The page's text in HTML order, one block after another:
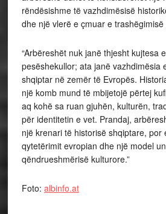
rëndësishme të vazhdimësisë
dhe një vlerë e çmuar e
“Arbëreshët nuk janë thjesht kujtesa
pesëshekullor; ata janë vazhdimësia
shqiptar në zemër të Evropës.
një komb mund të mbijetojë përtej
aq kohë sa ruan gjuhën, kulturën,
për identitetin e vet. Prandaj,
një krenari të historisë shqiptare, por
qytetërimit evropian dhe një model
qëndrueshmërisë kulturore.”
Foto: albinfo.at